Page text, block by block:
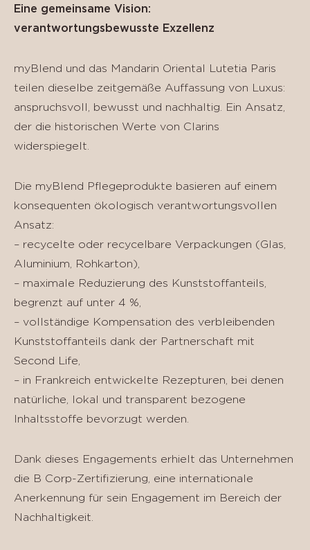
Eine gemeinsame Vision:
verantwortungsbewusste Exzellenz
myBlend und das Mandarin Oriental Lutetia Paris
teilen dieselbe zeitgemäße Auffassung von Luxus:
anspruchsvoll, bewusst und nachhaltig. Ein Ansatz,
der die historischen Werte von Clarins
widerspiegelt.
Die myBlend Pflegeprodukte basieren auf einem
konsequenten ökologisch verantwortungsvollen
Ansatz:
– recycelte oder recycelbare Verpackungen (Glas,
Aluminium, Rohkarton),
– maximale Reduzierung des Kunststoffanteils,
begrenzt auf unter 4 %,
– vollständige Kompensation des verbleibenden
Kunststoffanteils dank der Partnerschaft mit
Second Life,
– in Frankreich entwickelte Rezepturen, bei denen
natürliche, lokal und transparent bezogene
Inhaltsstoffe bevorzugt werden.
Dank dieses Engagements erhielt das Unternehmen
die B Corp-Zertifizierung, eine internationale
Anerkennung für sein Engagement im Bereich der
Nachhaltigkeit.